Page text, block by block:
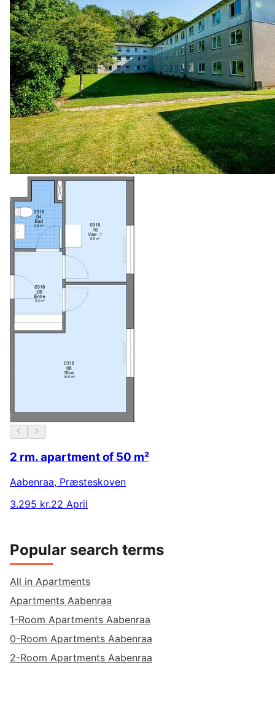
2 rm. apartment of 50 m²
Aabenraa, Præsteskoven
3.295 kr.22 April
Popular search terms
All in Apartments
Apartments Aabenraa
1-Room Apartments Aabenraa
0-Room Apartments Aabenraa
2-Room Apartments Aabenraa